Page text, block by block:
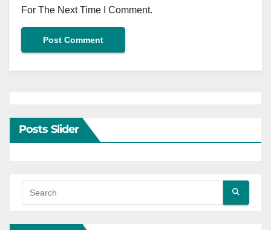
For The Next Time I Comment.
Posts Slider